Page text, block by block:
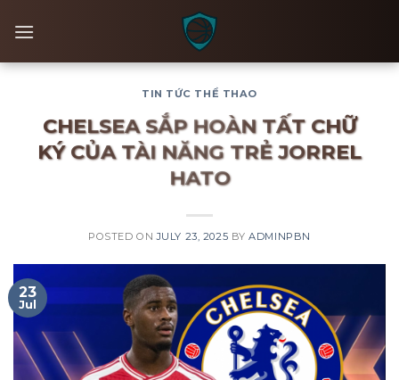
TIN TỨC THỂ THAO
CHELSEA SẮP HOÀN TẤT CHỮ
KÝ CỦA TÀI NĂNG TRẺ JORREL
HATO
POSTED ONJULY 23, 2025 BYADMINPBN
23
Jul